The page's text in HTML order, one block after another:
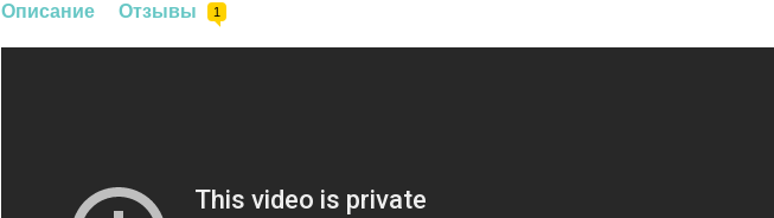
Описание Отзывы 1